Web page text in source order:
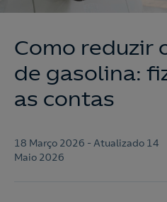
Como reduzir
de gasolina:
as contas
18 Março 2026 - Atualizado 14
Maio 2026